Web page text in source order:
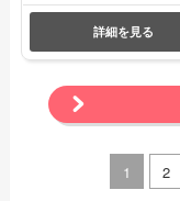
詳細を見る
1 2